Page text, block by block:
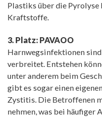
Plastiks über die
Kraftstoffe.
3. Platz: PAVAOO
Harnwegsinfektionen
verbreitet. Entstehen
unter anderem beim
gibt es sogar einen
Zystitis. Die Betroffenen
nehmen, was bei häufiger